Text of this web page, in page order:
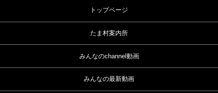
トップページ
たま村案内所
みんなのchannel動画
みんなの最新動画